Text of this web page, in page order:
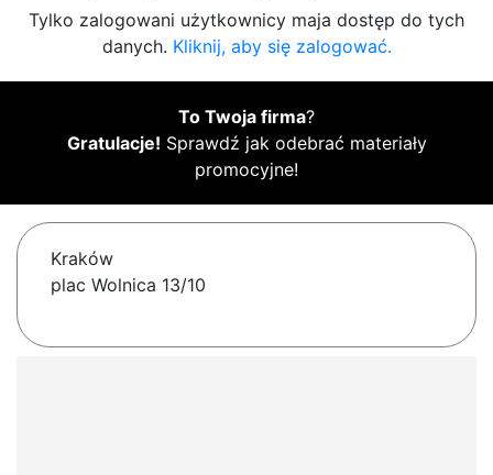
Tylko zalogowani użytkownicy maja dostęp do tych
danych. Kliknij, aby się zalogować.
To Twoja firma?
Gratulacje! Sprawdź jak odebrać materiały
promocyjne!
Kraków
plac Wolnica 13/10